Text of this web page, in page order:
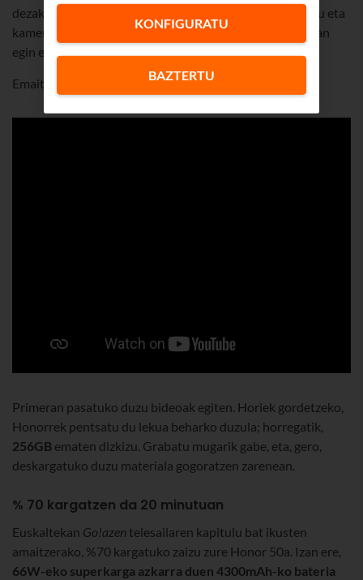
dezakezu, baita kamera bizkorrean eta motelean grabatu eta
kamera nagusiarekin eta angeluhadiarekin aldi berean lan
egin ere.
Emaitza, hobe zuk zeuk ikustea:
Primeran pasatuko duzu bideoak egiten. Horiek gordetzeko,
Honorrek pentsatu du lekua beharko duzula; horregatik,
256GB ematen dizkizu. Grabatu mugarik gabe, eta, gero,
deskargatuko duzu materiala gogoratzen zarenean.
% 70 kargatzen da 20 minutuan
Euskaltekan Go!azen telesailaren kapitulu bat ikusten
amaitzerako, %70 kargatuko zaizu zure Honor 50a. Izan ere,
66W-eko superkarga azkarra duen 4300mAh-ko bateria
KONFIGURATU
BAZTERTU